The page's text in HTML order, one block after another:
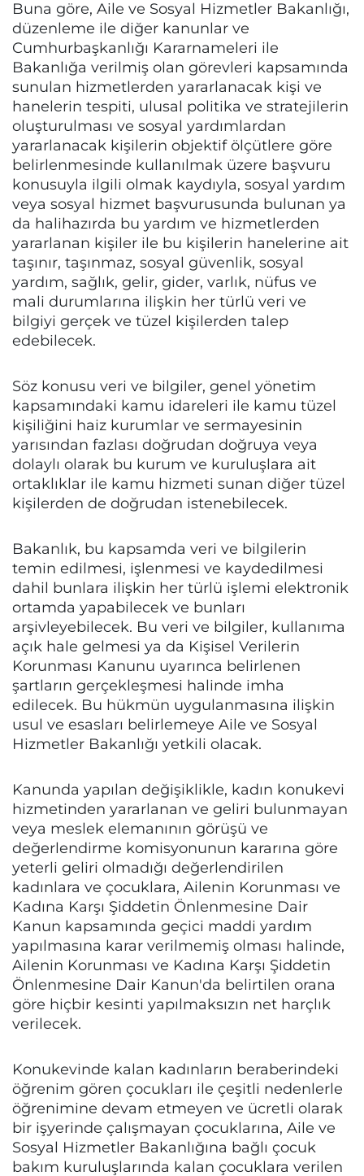
Buna göre, Aile ve Sosyal Hizmetler Bakanlığı,
düzenleme ile diğer kanunlar ve
Cumhurbaşkanlığı Kararnameleri ile
Bakanlığa verilmiş olan görevleri kapsamında
sunulan hizmetlerden yararlanacak kişi ve
hanelerin tespiti, ulusal politika ve stratejilerin
oluşturulması ve sosyal yardımlardan
yararlanacak kişilerin objektif ölçütlere göre
belirlenmesinde kullanılmak üzere başvuru
konusuyla ilgili olmak kaydıyla, sosyal yardım
veya sosyal hizmet başvurusunda bulunan ya
da halihazırda bu yardım ve hizmetlerden
yararlanan kişiler ile bu kişilerin hanelerine ait
taşınır, taşınmaz, sosyal güvenlik, sosyal
yardım, sağlık, gelir, gider, varlık, nüfus ve
mali durumlarına ilişkin her türlü veri ve
bilgiyi gerçek ve tüzel kişilerden talep
edebilecek.
Söz konusu veri ve bilgiler, genel yönetim
kapsamındaki kamu idareleri ile kamu tüzel
kişiliğini haiz kurumlar ve sermayesinin
yarısından fazlası doğrudan doğruya veya
dolaylı olarak bu kurum ve kuruluşlara ait
ortaklıklar ile kamu hizmeti sunan diğer tüzel
kişilerden de doğrudan istenebilecek.
Bakanlık, bu kapsamda veri ve bilgilerin
temin edilmesi, işlenmesi ve kaydedilmesi
dahil bunlara ilişkin her türlü işlemi elektronik
ortamda yapabilecek ve bunları
arşivleyebilecek. Bu veri ve bilgiler, kullanıma
açık hale gelmesi ya da Kişisel Verilerin
Korunması Kanunu uyarınca belirlenen
şartların gerçekleşmesi halinde imha
edilecek. Bu hükmün uygulanmasına ilişkin
usul ve esasları belirlemeye Aile ve Sosyal
Hizmetler Bakanlığı yetkili olacak.
Kanunda yapılan değişiklikle, kadın konukevi
hizmetinden yararlanan ve geliri bulunmayan
veya meslek elemanının görüşü ve
değerlendirme komisyonunun kararına göre
yeterli geliri olmadığı değerlendirilen
kadınlara ve çocuklara, Ailenin Korunması ve
Kadına Karşı Şiddetin Önlenmesine Dair
Kanun kapsamında geçici maddi yardım
yapılmasına karar verilmemiş olması halinde,
Ailenin Korunması ve Kadına Karşı Şiddetin
Önlenmesine Dair Kanun'da belirtilen orana
göre hiçbir kesinti yapılmaksızın net harçlık
verilecek.
Konukevinde kalan kadınların beraberindeki
öğrenim gören çocukları ile çeşitli nedenlerle
öğrenimine devam etmeyen ve ücretli olarak
bir işyerinde çalışmayan çocuklarına, Aile ve
Sosyal Hizmetler Bakanlığına bağlı çocuk
bakım kuruluşlarında kalan çocuklara verilen